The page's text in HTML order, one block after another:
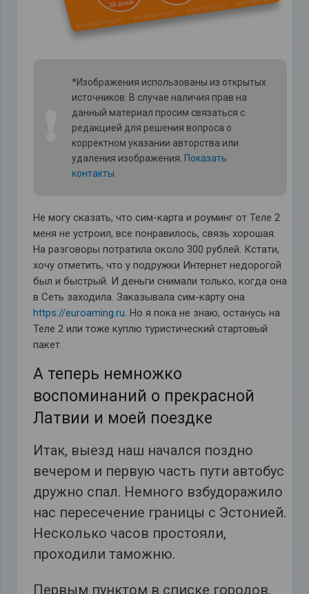
*Изображения использованы из открытых
источников. В случае наличия прав на
данный материал просим связаться с
редакцией для решения вопроса о
корректном указании авторства или
удаления изображения. Показать
контакты
Не могу сказать, что сим-карта и роуминг от Теле 2
меня не устроил, все понравилось, связь хорошая.
На разговоры потратила около 300 рублей. Кстати,
хочу отметить, что у подружки Интернет недорогой
был и быстрый. И деньги снимали только, когда она
в Сеть заходила. Заказывала сим-карту она
https://euroaming.ru. Но я пока не знаю, останусь на
Теле 2 или тоже куплю туристический стартовый
пакет.
А теперь немножко
воспоминаний о прекрасной
Латвии и моей поездке
Итак, выезд наш начался поздно
вечером и первую часть пути автобус
дружно спал. Немного взбудоражило
нас пересечение границы с Эстонией.
Несколько часов простояли,
проходили таможню.
Первым пунктом в списке городов,